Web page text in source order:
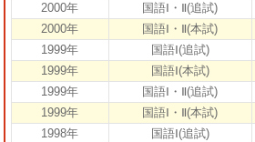
2000年
国語Ⅰ・Ⅱ(追試)
2000年
国語Ⅰ・Ⅱ(本試)
1999年
国語Ⅰ(追試)
1999年
国語Ⅰ(本試)
1999年
国語Ⅰ・Ⅱ(追試)
1999年
国語Ⅰ・Ⅱ(本試)
1998年
国語Ⅰ(追試)